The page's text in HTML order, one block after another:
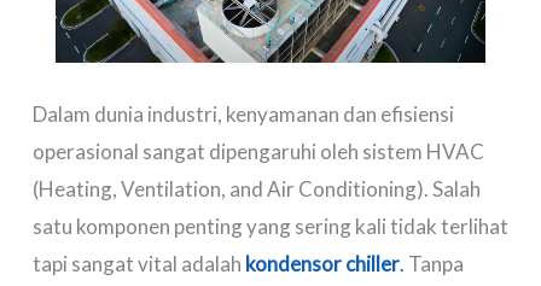
Dalam dunia industri, kenyamanan dan efisiensi
operasional sangat dipengaruhi oleh sistem HVAC
(Heating, Ventilation, and Air Conditioning). Salah
satu komponen penting yang sering kali tidak terlihat
tapi sangat vital adalah kondensor chiller. Tanpa